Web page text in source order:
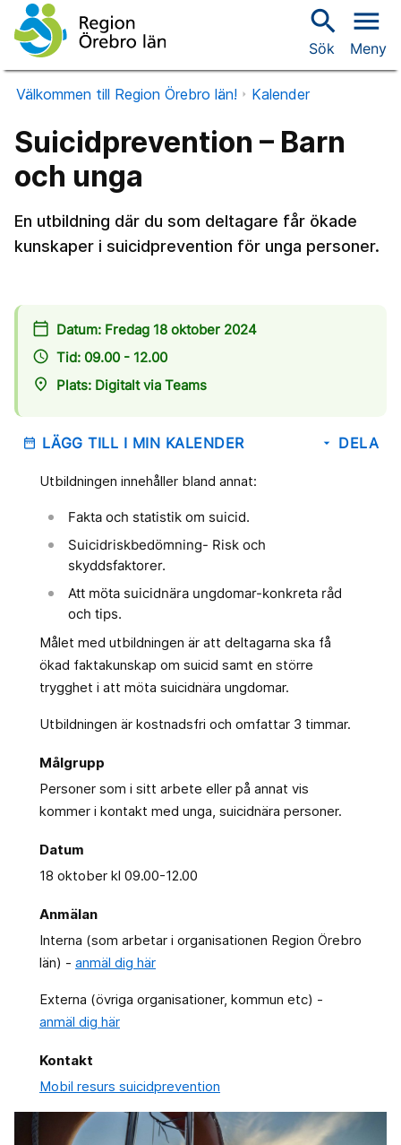
search
Sök
menu
Meny
Välkommen till Region Örebro län! Kalender
Suicidprevention – Barn
och unga
En utbildning där du som deltagare får ökade
kunskaper i suicidprevention för unga personer.
calendar_today Datum: Fredag 18 oktober 2024
access_time Tid: 09.00 - 12.00
place
Plats: Digitalt via Teams
date_range LÄGG TILL I MIN KALENDER arrow_drop_down DELA
Utbildningen innehåller bland annat:
Fakta och statistik om suicid.
Suicidriskbedömning- Risk och
skyddsfaktorer.
Att möta suicidnära ungdomar-konkreta råd
och tips.
Målet med utbildningen är att deltagarna ska få
ökad faktakunskap om suicid samt en större
trygghet i att möta suicidnära ungdomar.
Utbildningen är kostnadsfri och omfattar 3 timmar.
Målgrupp
Personer som i sitt arbete eller på annat vis
kommer i kontakt med unga, suicidnära personer.
Datum
18 oktober kl 09.00-12.00
Anmälan
Interna (som arbetar i organisationen Region Örebro
län) - anmäl dig här
Externa (övriga organisationer, kommun etc) -
anmäl dig här
Kontakt
Mobil resurs suicidprevention